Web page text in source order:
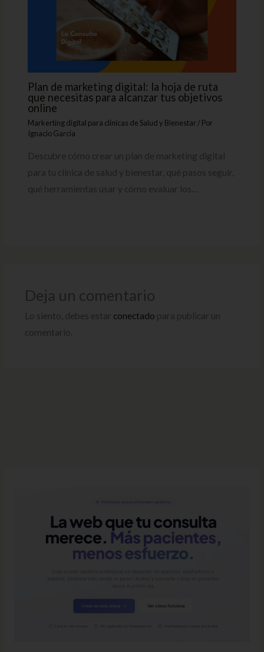
Plan de marketing digital: la hoja de ruta
que necesitas para alcanzar tus objetivos
online
Markerting digital para clínicas de Salud y Bienestar/ Por
Ignacio García
Descubre cómo crear un plan de marketing digital
para tu clínica de salud y bienestar, qué pasos seguir,
qué herramientas usar y cómo evaluar los…
Deja un comentario
Lo siento, debes estar conectado para publicar un
comentario.